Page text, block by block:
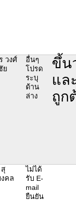
วงศ์
ย
อื่นๆ
โปรด
ระบุ
ด้าน
ล่าง
ขึ้น
แล
ถูก
คล
ไม่ได้
รับ E-
mail
ยืนยัน